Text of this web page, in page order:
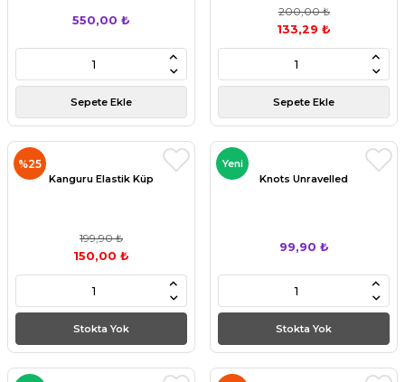
550,00 ₺
Sepete Ekle
200,00 ₺
133,29 ₺
Sepete Ekle
%25
Kanguru Elastik Küp
199,90 ₺
150,00 ₺
Stokta Yok
Yeni
Knots Unravelled
99,90 ₺
Stokta Yok